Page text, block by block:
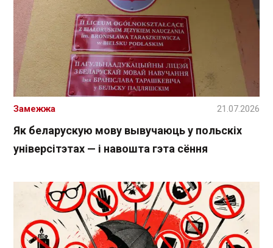
Як беларускую мову вывучаюць у польскіх
універсітэтах — і навошта гэта сёння
Замежжа 21.07.2026